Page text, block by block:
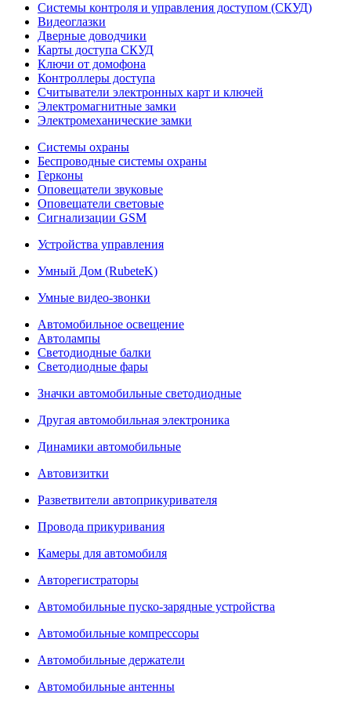
Системы контроля и управления доступом (СКУД)
Видеоглазки
Дверные доводчики
Карты доступа СКУД
Ключи от домофона
Контроллеры доступа
Считыватели электронных карт и ключей
Электромагнитные замки
Электромеханические замки
Системы охраны
Беспроводные системы охраны
Герконы
Оповещатели звуковые
Оповещатели световые
Сигнализации GSM
Устройства управления
Умный Дом (RubeteK)
Умные видео-звонки
Автомобильное освещение
Автолампы
Светодиодные балки
Светодиодные фары
Значки автомобильные светодиодные
Другая автомобильная электроника
Динамики автомобильные
Автовизитки
Разветвители автоприкуривателя
Провода прикуривания
Камеры для автомобиля
Авторегистраторы
Автомобильные пуско-зарядные устройства
Автомобильные компрессоры
Автомобильные держатели
Автомобильные антенны